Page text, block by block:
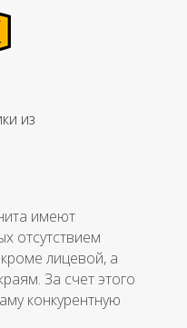
из
имеют
отсутствием
лицевой, а
За счет этого
конкурентную